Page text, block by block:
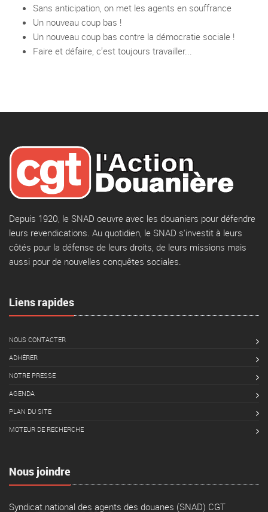
Sans anticipation, on met les agents en souffrance
Un nouveau coup bas !
Un nouveau coup bas contre la démocratie sociale !
Faire et défaire, c’est toujours travailler...
Depuis 1920, le SNAD oeuvre avec les douaniers pour défendre
leurs revendications. Au quotidien, le SNAD s'investit à leurs
côtés pour la défense de leurs droits, de leurs missions mais
aussi pour de nouvelles conquêtes sociales.
Liens rapides
NOUS CONTACTER
ADHÉRER
NOTRE PRESSE
AGENDA
PLAN DU SITE
MOTEUR DE RECHERCHE
Nous joindre
Syndicat national des agents des douanes (SNAD) CGT